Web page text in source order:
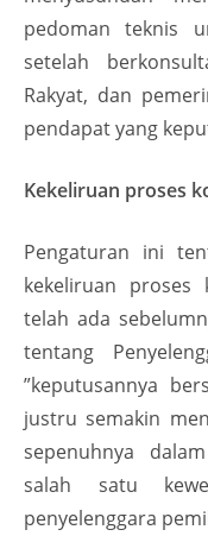
pedoman teknis
setelah
Rakyat, dan
pendapat yang
Kekeliruan proses
Pengaturan ini
kekeliruan proses
telah ada
tentang
”keputusannya
justru semakin
sepenuhnya
salah satu
penyelenggara